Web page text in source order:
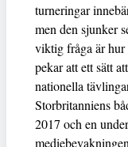
turneringar
men den sjunker
viktig fråga är hur
pekar att ett sätt
nationella
Storbritanniens
2017 och en